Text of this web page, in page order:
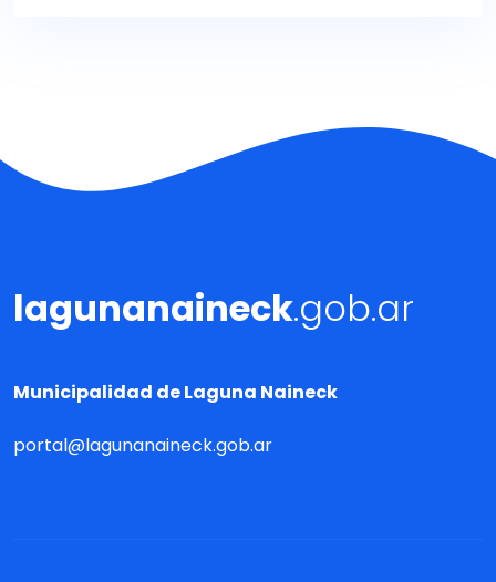
lagunanaineck.gob.ar
Municipalidad de Laguna Naineck
portal@lagunanaineck.gob.ar